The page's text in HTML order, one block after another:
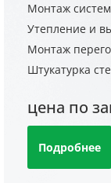
Монтаж
Утепление и
Монтаж
Штукатурка
цена по
Подробнее